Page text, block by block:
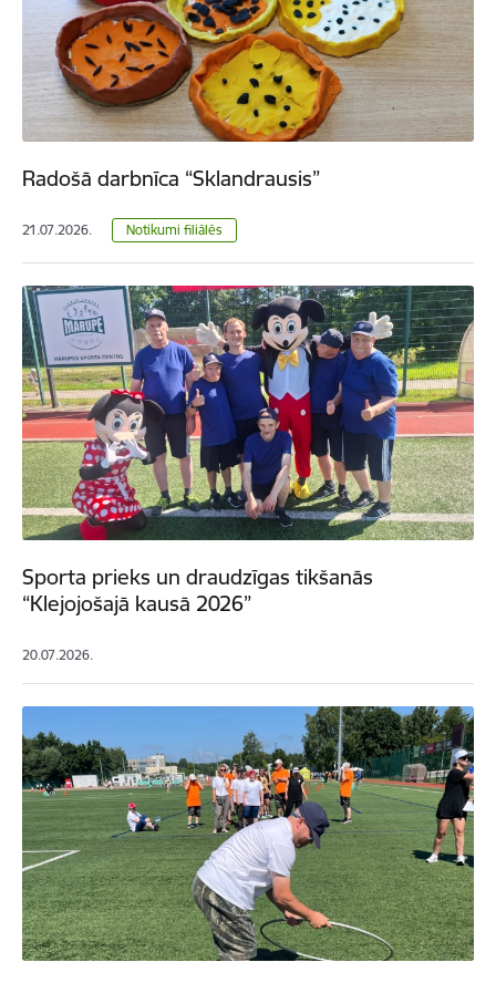
Radošā darbnīca “Sklandrausis”
21.07.2026. Notikumi filiālēs
Sporta prieks un draudzīgas tikšanās
“Klejojošajā kausā 2026”
20.07.2026.